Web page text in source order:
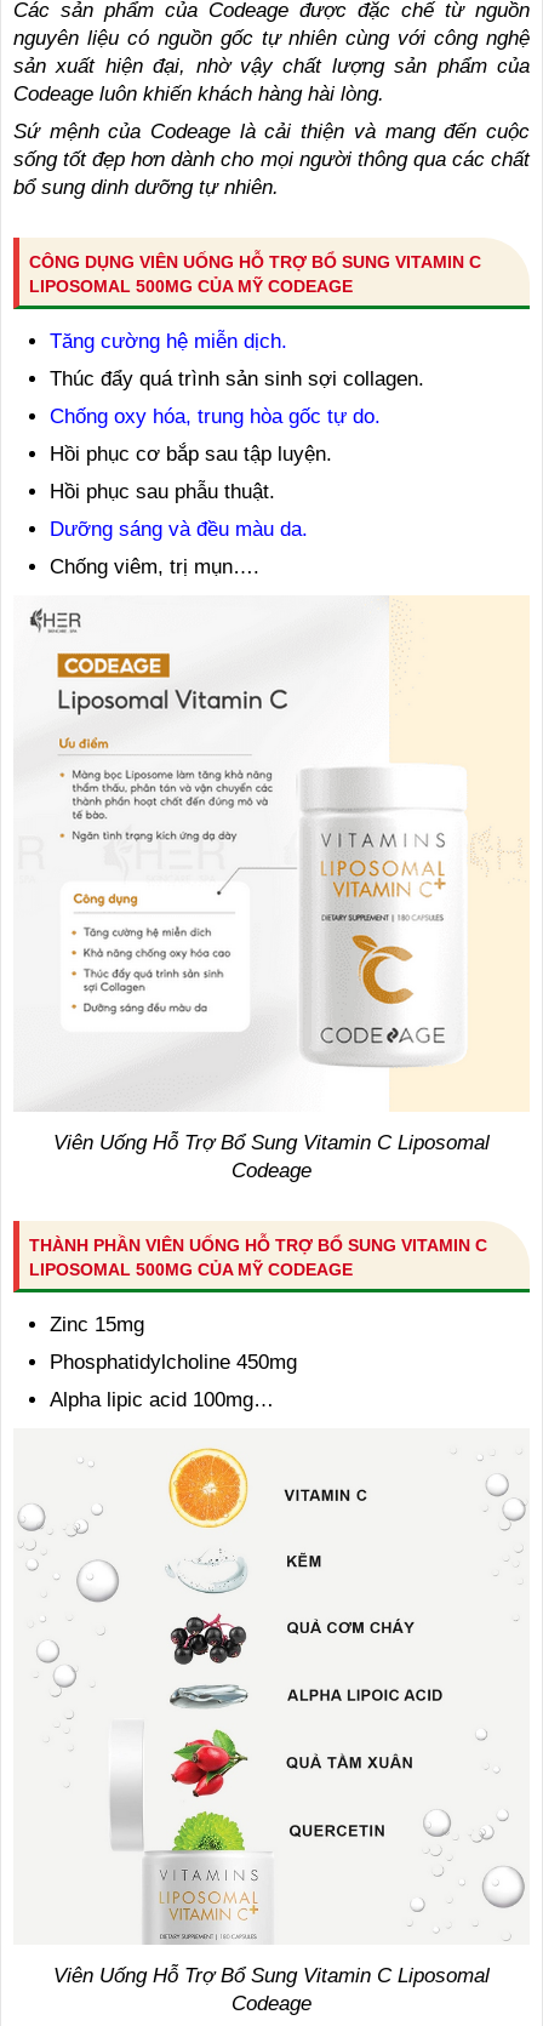
Các sản phẩm của Codeage được đặc chế từ nguồn
nguyên liệu có nguồn gốc tự nhiên cùng với công nghệ
sản xuất hiện đại, nhờ vậy chất lượng sản phẩm của
Codeage luôn khiến khách hàng hài lòng.
Sứ mệnh của Codeage là cải thiện và mang đến cuộc
sống tốt đẹp hơn dành cho mọi người thông qua các chất
bổ sung dinh dưỡng tự nhiên.
CÔNG DỤNG VIÊN UỐNG HỖ TRỢ BỔ SUNG VITAMIN C
LIPOSOMAL 500MG CỦA MỸ CODEAGE
Tăng cường hệ miễn dịch.
Thúc đẩy quá trình sản sinh sợi collagen.
Chống oxy hóa, trung hòa gốc tự do.
Hồi phục cơ bắp sau tập luyện.
Hồi phục sau phẫu thuật.
Dưỡng sáng và đều màu da.
Chống viêm, trị mụn….
Viên Uống Hỗ Trợ Bổ Sung Vitamin C Liposomal
Codeage
THÀNH PHẦN VIÊN UỐNG HỖ TRỢ BỔ SUNG VITAMIN C
LIPOSOMAL 500MG CỦA MỸ CODEAGE
Zinc 15mg
Phosphatidylcholine 450mg
Alpha lipic acid 100mg…
Viên Uống Hỗ Trợ Bổ Sung Vitamin C Liposomal
Codeage